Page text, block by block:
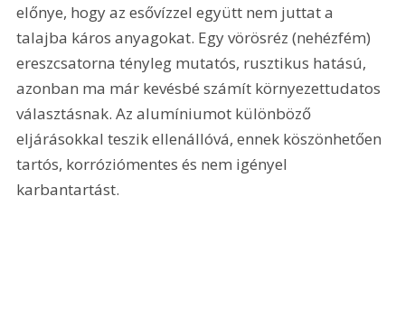
előnye, hogy az esővízzel együtt nem juttat a
talajba káros anyagokat. Egy vörösréz (nehézfém)
ereszcsatorna tényleg mutatós, rusztikus hatású,
azonban ma már kevésbé számít környezettudatos
választásnak. Az alumíniumot különböző
eljárásokkal teszik ellenállóvá, ennek köszönhetően
tartós, korróziómentes és nem igényel
karbantartást.